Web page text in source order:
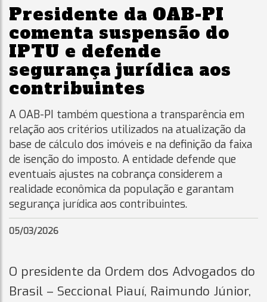
Presidente da OAB-PI
comenta suspensão do
IPTU e defende
segurança jurídica aos
contribuintes
A OAB-PI também questiona a transparência em
relação aos critérios utilizados na atualização da
base de cálculo dos imóveis e na definição da faixa
de isenção do imposto. A entidade defende que
eventuais ajustes na cobrança considerem a
realidade econômica da população e garantam
segurança jurídica aos contribuintes.
05/03/2026
O presidente da Ordem dos Advogados do
Brasil – Seccional Piauí, Raimundo Júnior,